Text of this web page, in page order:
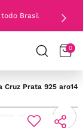
Brasil
0
Cruz Prata 925 aro14